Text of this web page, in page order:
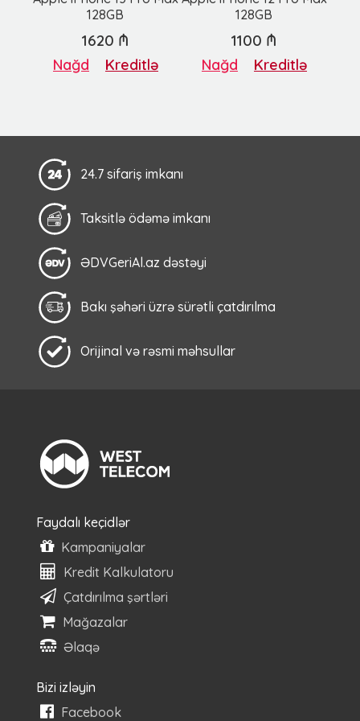
128GB
128GB
1620 ₼
Nağd Kreditlə
1100 ₼
Nağd Kreditlə
24.7 sifariş imkanı
Taksitlə ödəmə imkanı
ƏDVGeriAl.az dəstəyi
Bakı şəhəri üzrə sürətli çatdırılma
Orijinal və rəsmi məhsullar
Faydalı keçidlər
Kampaniyalar
Kredit Kalkulatoru
Çatdırılma şərtləri
Mağazalar
Əlaqə
Bizi izləyin
Facebook